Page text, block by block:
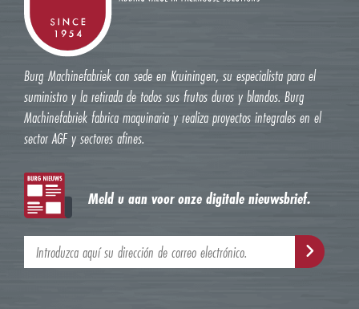
Burg Machinefabriek con sede en Kruiningen, su especialista para el
suministro y la retirada de todos sus frutos duros y blandos. Burg
Machinefabriek fabrica maquinaria y realiza proyectos integrales en el
sector AGF y sectores afines.
Meld u aan voor onze digitale nieuwsbrief.